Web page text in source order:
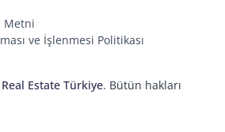
Metni
ve İşlenmesi Politikası
Real Estate Türkiye. Bütün hakları